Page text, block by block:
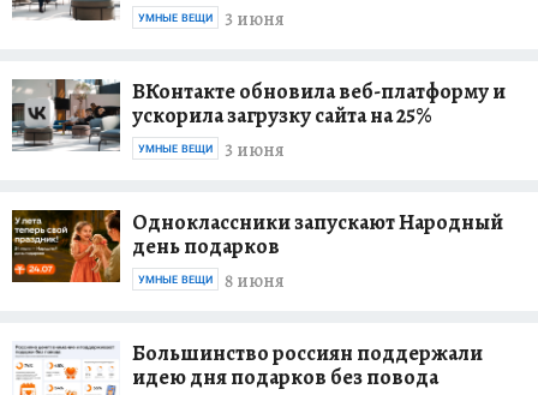
3 июня
УМНЫЕ ВЕЩИ
ВКонтакте обновила веб-платформу и
ускорила загрузку сайта на 25%
3 июня
УМНЫЕ ВЕЩИ
Одноклассники запускают Народный
день подарков
8 июня
УМНЫЕ ВЕЩИ
Большинство россиян поддержали
идею дня подарков без повода